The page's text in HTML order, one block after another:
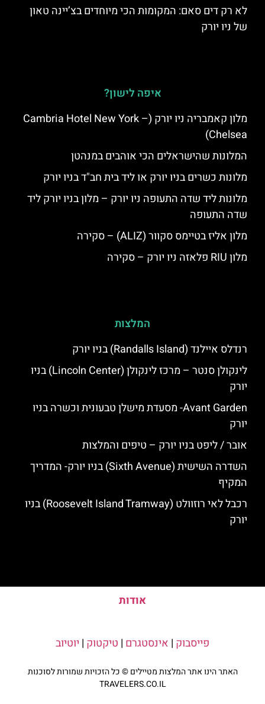
לא רק דים סאם: המקומות הכי מיוחדים בצ’יינה טאון
של ניו יורק
איפה לישון?
מלון קאמבריה ניו יורק (Cambria Hotel New York –
Chelsea)
המלונות שהישראלים הכי אוהבים במנהטן
מלונות כשרים בניו יורק או ליד בית חב"ד בניו יורק
מלונות ליד שדה התעופה ניו יורק – מלון בניו יורק ליד
שדה התעופה
מלון אליז בטיימס סקוור (ALIZ) – סקירה
מלון RIU פלאזה ניו יורק – סקירה
המלצות
רנדלס איילנד (Randalls Island) בניו יורק
לינקולן סנטר – מרכז לינקולן (Lincoln Center) בניו
יורק
Avant Garden- מסעדת מישלן טבעונית וכשרה בניו
יורק
אובר / ליפט בניו יורק – טיפים והמלצות
השדרה השישית (Sixth Avenue) בניו יורק- המדריך
המקיף
רכבל לאי רוזוולט (Roosevelt Island Tramway) בניו
יורק
אודות
פייסבוק | אינסטגרם | טיקטוק | יוטיוב
האתר הינו אתר המלצות מטיילים © כל הזכויות שמורות לסוכנות
TRAVELERS.CO.IL